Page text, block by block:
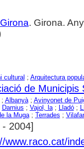
. Girona.
cultural ; Arquitectura
de Municipis
Albanyà; Avinyonet de
Darnius ; Vajol, la; Lladó;
la Muga; Terrades ;
- 2004]
www.raco.cat/